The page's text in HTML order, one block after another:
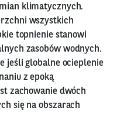
klimatycznych.
wszystkich
topnienie stanowi
zasobów wodnych.
jeśli globalne ocieplenie
z epoką
zachowanie dwóch
się na obszarach